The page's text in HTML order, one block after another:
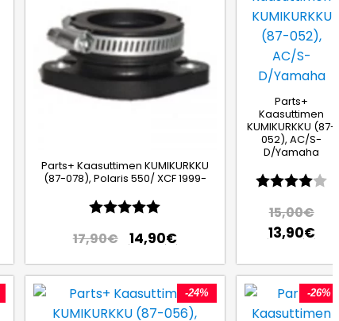
Parts+ Kaasuttimen KUMIKURKKU
(87-078), Polaris 550/ XCF 1999-
Arvio:
5.0 5:sta tähdestä
17,90€ 14,90€
Parts+
Kaasuttimen
KUMIKURKKU (87-
052), AC/S-
D/Yamaha
Arvio:
15,00€
13,90€
-24% -26%